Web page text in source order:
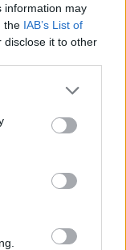
information may
the IAB’s List of
disclose it to other
or more Google
You may click to
party tags to
in below Google
της πορείας